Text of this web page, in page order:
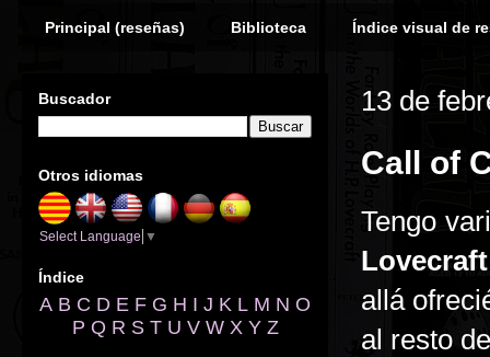
Principal (reseñas) Biblioteca Índice visual de
13 de
Call of
Tengo
Lovecraft
allá
al resto
Buscador
Otros idiomas
Select Language ▼
Índice
A B C D E F G H I J K L M N O
P Q R S T U V W X Y Z